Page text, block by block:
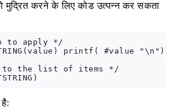
मुद्रित करने के लिए कोड उत्पन्न कर सकता
to apply */
printf( #value "\n");
to the list of items */